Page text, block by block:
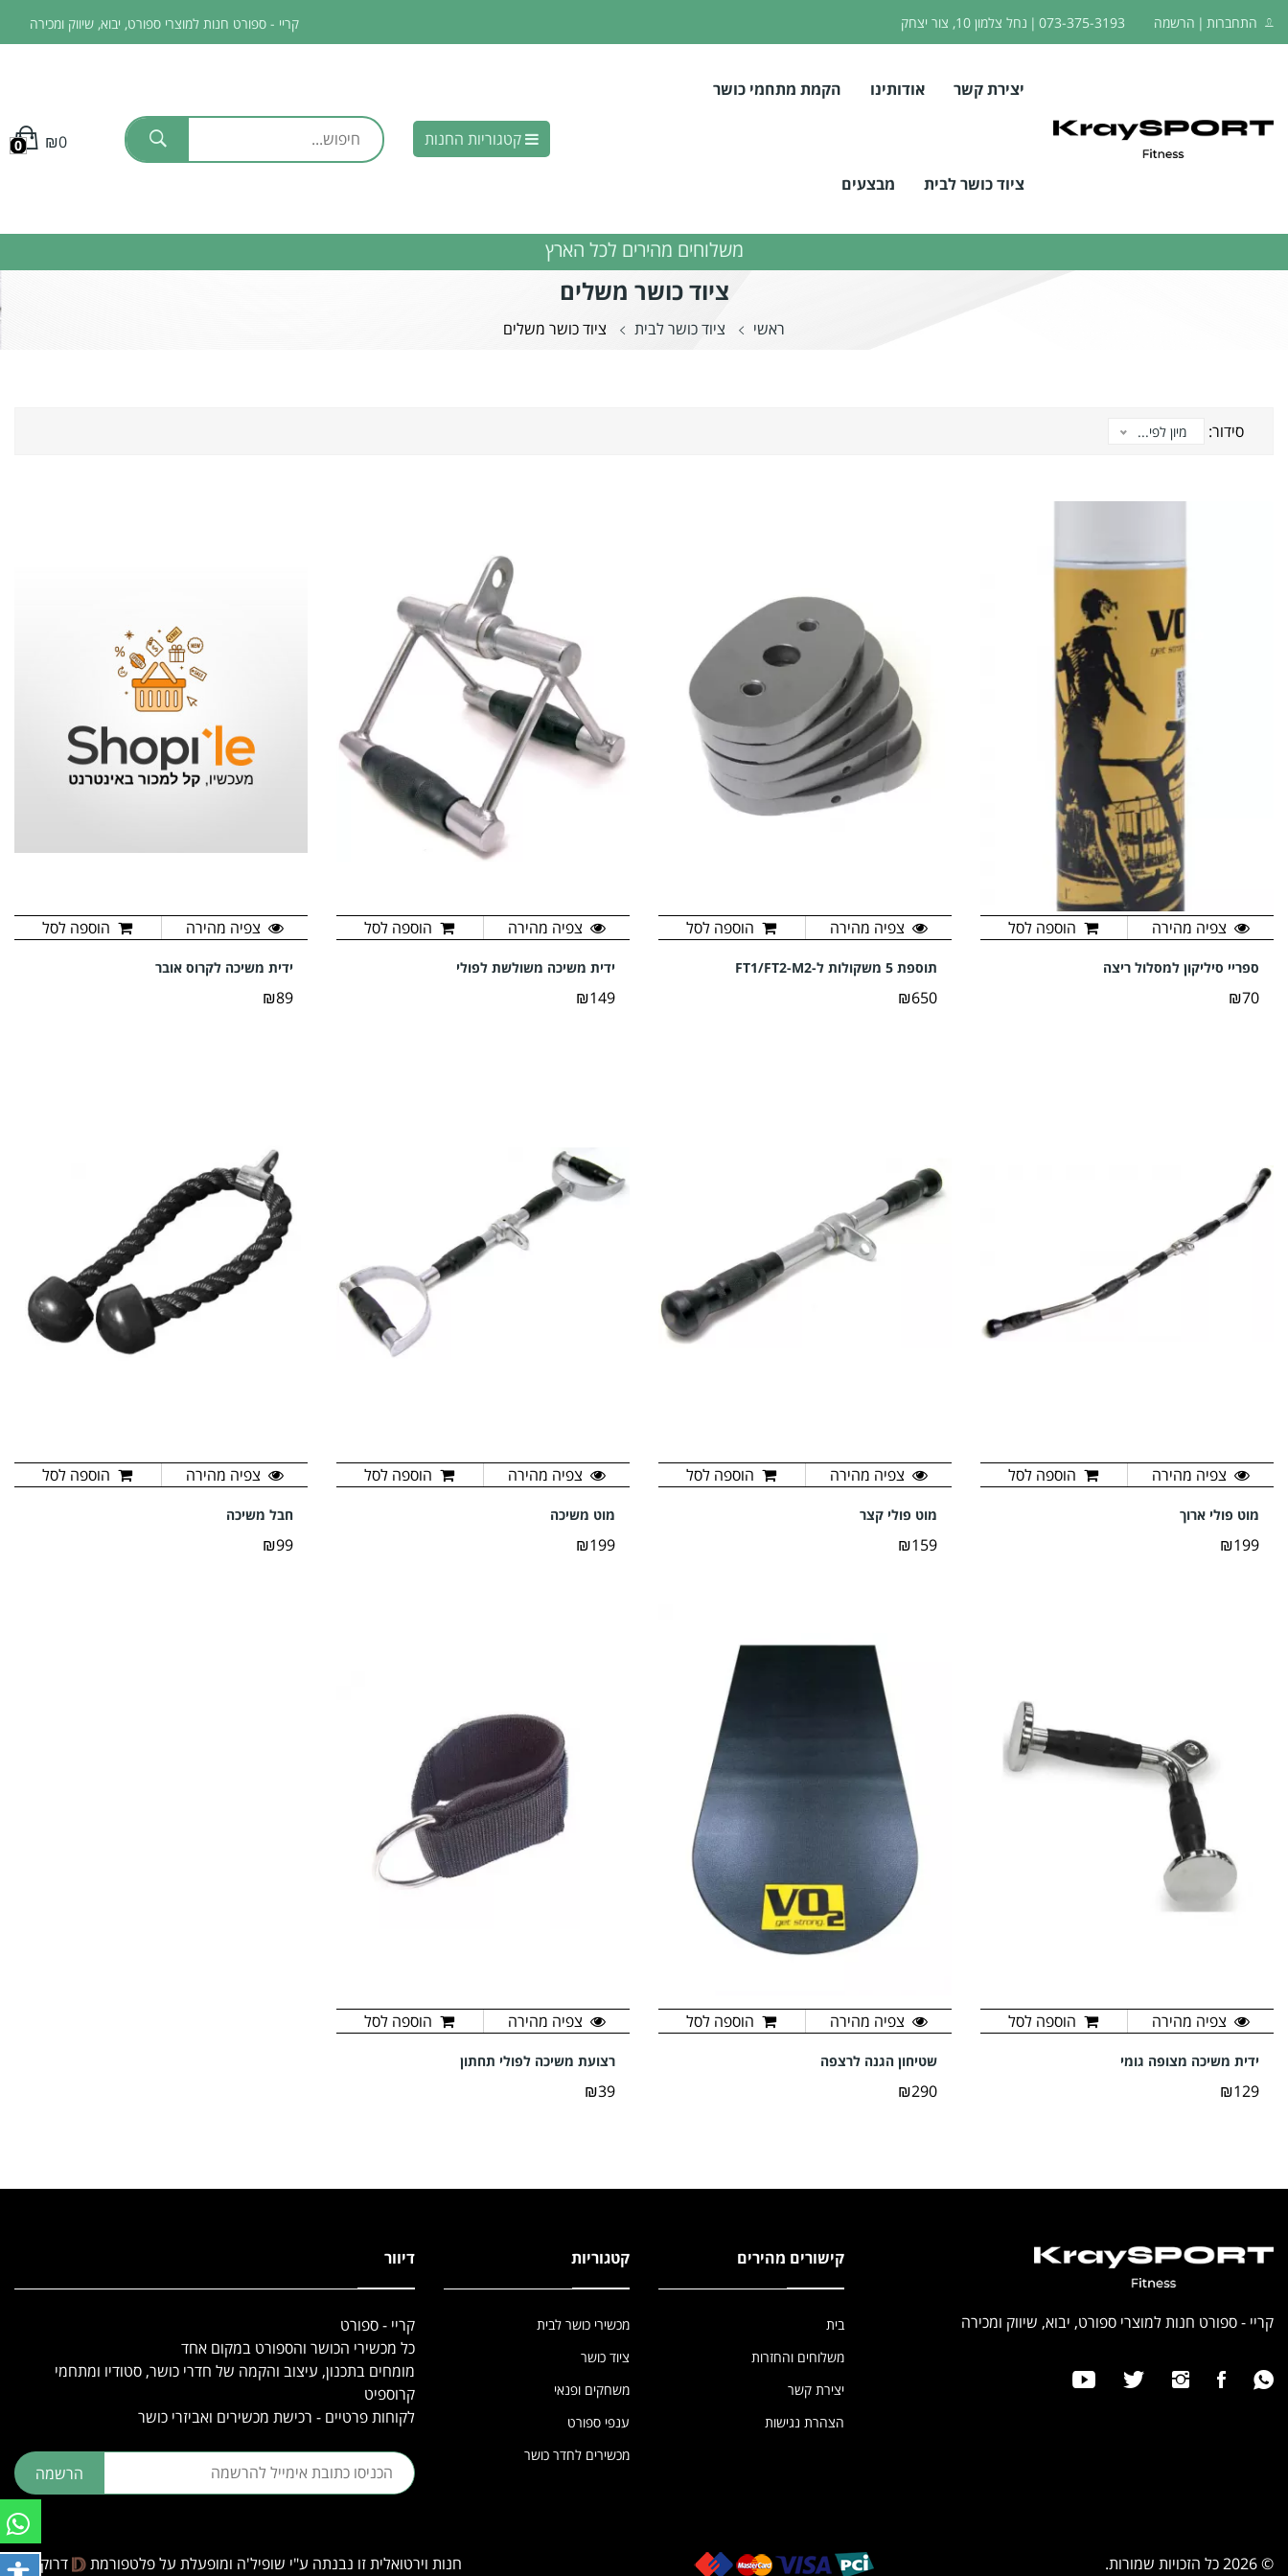
התחברות הרשמה 073-375-3193
נחל צלמון 10, צור יצחק
קריי - ספורט חנות למוצרי ספורט, יבוא, שיווק ומכירה
ניתן לבצע איסוף עצמי בתאום מראש
יצירת קשר אודותינו הקמת מתחמי כושר
ציוד כושר לבית מבצעים
החנות ₪0
0
משלוחים מהירים לכל הארץ
ציוד כושר משלים
ראשי ציוד כושר לבית ציוד כושר משלים
סידור: מיון לפי...
צפיה מהירה הוספה לסל
ספריי סיליקון למסלול ריצה
₪70
צפיה מהירה הוספה לסל
תוספת 5 משקולות ל-FT1/FT2-M2
₪650
צפיה מהירה הוספה לסל
ידית משיכה משולשת לפולי
₪149
צפיה מהירה הוספה לסל
ידית משיכה לקרוס אובר
₪89
צפיה מהירה הוספה לסל
מוט פולי ארוך
₪199
צפיה מהירה הוספה לסל
מוט פולי קצר
₪159
צפיה מהירה הוספה לסל
מוט משיכה
₪199
צפיה מהירה הוספה לסל
חבל משיכה
₪99
צפיה מהירה הוספה לסל
ידית משיכה מצופה גומי
₪129
צפיה מהירה הוספה לסל
שטיחון הגנה לרצפה
₪290
צפיה מהירה הוספה לסל
רצועת משיכה לפולי תחתון
₪39
קריי - ספורט חנות למוצרי ספורט, יבוא, שיווק ומכירה
קישורים מהירים
בית
משלוחים והחזרות
יצירת קשר
הצהרת נגישות
קטגוריות
מכשירי כושר לבית
ציוד כושר
משחקים ופנאי
ענפי ספורט
מכשירים לחדר כושר
דיוור
קריי - ספורט
כל מכשירי הכושר והספורט במקום אחד
מומחים בתכנון, עיצוב והקמה של חדרי כושר, סטודיו ומתחמי
קרוספיט
לקוחות פרטיים - רכישת מכשירים ואביזרי כושר
הרשמה
© 2026 כל הזכויות שמורות. חנות וירטואלית זו נבנתה ע"י שופיל'ה ומופעלת על פלטפורמת דרוקסיט.